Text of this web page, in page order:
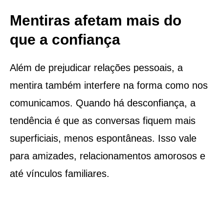
Mentiras afetam mais do
que a confiança
Além de prejudicar relações pessoais, a
mentira também interfere na forma como nos
comunicamos. Quando há desconfiança, a
tendência é que as conversas fiquem mais
superficiais, menos espontâneas. Isso vale
para amizades, relacionamentos amorosos e
até vínculos familiares.